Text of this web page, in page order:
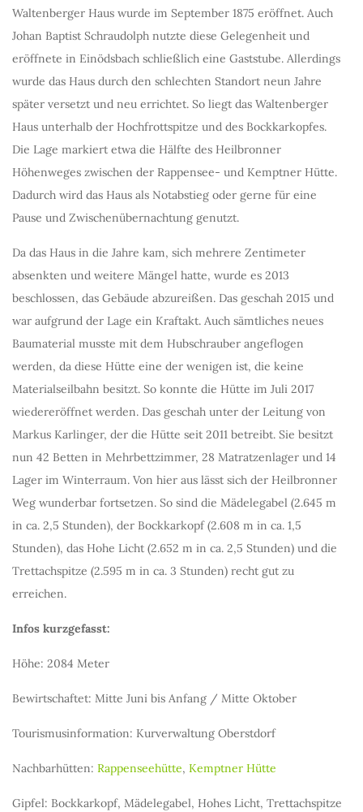
Waltenberger Haus wurde im September 1875 eröffnet. Auch
Johan Baptist Schraudolph nutzte diese Gelegenheit und
eröffnete in Einödsbach schließlich eine Gaststube. Allerdings
wurde das Haus durch den schlechten Standort neun Jahre
später versetzt und neu errichtet. So liegt das Waltenberger
Haus unterhalb der Hochfrottspitze und des Bockkarkopfes.
Die Lage markiert etwa die Hälfte des Heilbronner
Höhenweges zwischen der Rappensee- und Kemptner Hütte.
Dadurch wird das Haus als Notabstieg oder gerne für eine
Pause und Zwischenübernachtung genutzt.
Da das Haus in die Jahre kam, sich mehrere Zentimeter
absenkten und weitere Mängel hatte, wurde es 2013
beschlossen, das Gebäude abzureißen. Das geschah 2015 und
war aufgrund der Lage ein Kraftakt. Auch sämtliches neues
Baumaterial musste mit dem Hubschrauber angeflogen
werden, da diese Hütte eine der wenigen ist, die keine
Materialseilbahn besitzt. So konnte die Hütte im Juli 2017
wiedereröffnet werden. Das geschah unter der Leitung von
Markus Karlinger, der die Hütte seit 2011 betreibt. Sie besitzt
nun 42 Betten in Mehrbettzimmer, 28 Matratzenlager und 14
Lager im Winterraum. Von hier aus lässt sich der Heilbronner
Weg wunderbar fortsetzen. So sind die Mädelegabel (2.645 m
in ca. 2,5 Stunden), der Bockkarkopf (2.608 m in ca. 1,5
Stunden), das Hohe Licht (2.652 m in ca. 2,5 Stunden) und die
Trettachspitze (2.595 m in ca. 3 Stunden) recht gut zu
erreichen.
Infos kurzgefasst:
Höhe: 2084 Meter
Bewirtschaftet: Mitte Juni bis Anfang / Mitte Oktober
Tourismusinformation: Kurverwaltung Oberstdorf
Nachbarhütten: Rappenseehütte, Kemptner Hütte
Gipfel: Bockkarkopf, Mädelegabel, Hohes Licht, Trettachspitze